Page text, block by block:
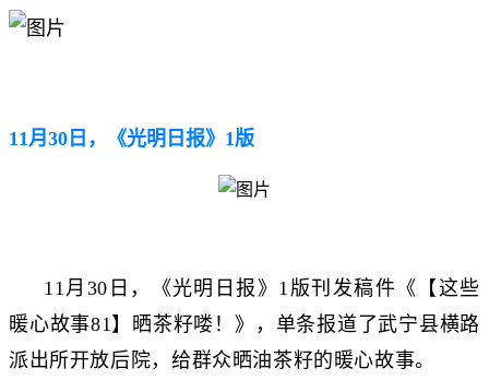
11月30日，《光明日报》1版
11月30日，《光明日报》1版刊发稿件《【这些
暖心故事81】晒茶籽喽！》，单条报道了武宁县横路
派出所开放后院，给群众晒油茶籽的暖心故事。